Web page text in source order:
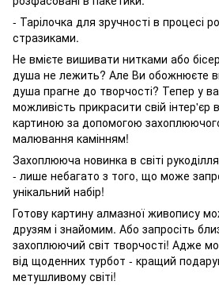
- Тарілочка для зручності в процесі
стразиками.
Не вмієте вишивати нитками або
душа не лежить? Але Ви обожнюєте
душа прагне до творчості? Тепер у
можливість прикрасити свій
картиною за допомогою
малювання камінням!
Захоплююча новинка в світі
- лише небагато з того, що може
унікальний набір!
Готову картину алмазної живопису
друзям і знайомим. Або запросіть
захоплюючий світ творчості! Адже
від щоденних турбот - кращий
метушливому світі!